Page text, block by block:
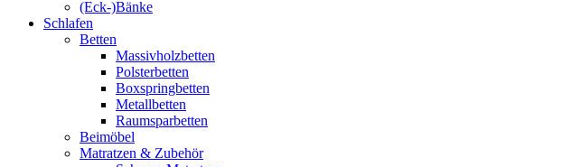
(Eck-)Bänke
Schlafen
Betten
Massivholzbetten
Polsterbetten
Boxspringbetten
Metallbetten
Raumsparbetten
Beimöbel
Matratzen & Zubehör